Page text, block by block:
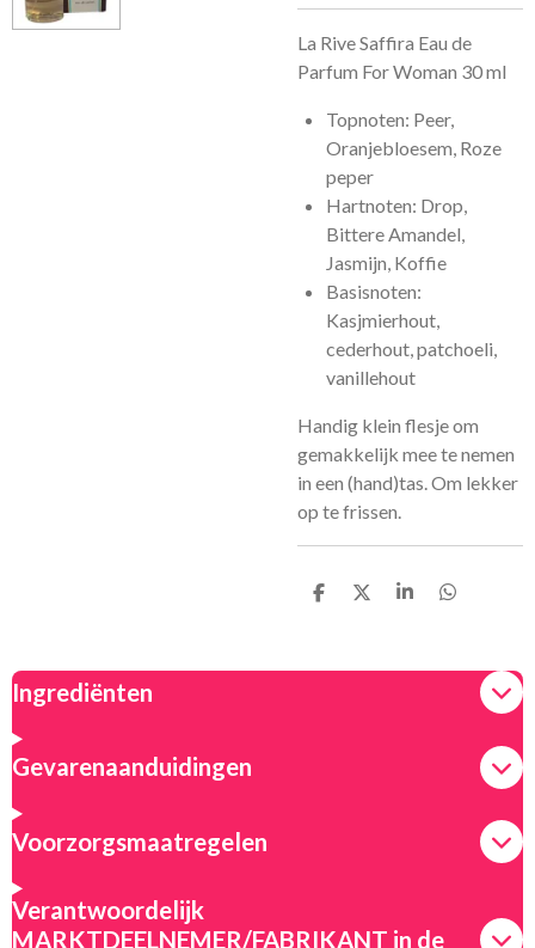
La Rive Saffira Eau de
Parfum For Woman 30 ml
Topnoten: Peer,
Oranjebloesem, Roze
peper
Hartnoten: Drop,
Bittere Amandel,
Jasmijn, Koffie
Basisnoten:
Kasjmierhout,
cederhout, patchoeli,
vanillehout
Handig klein flesje om
gemakkelijk mee te nemen
in een (hand)tas. Om lekker
op te frissen.
D
n
D
S
e
D
n
Ingrediënten
Gevarenaanduidingen
Voorzorgsmaatregelen
Verantwoordelijk
MARKTDEELNEMER/FABRIKANT in de